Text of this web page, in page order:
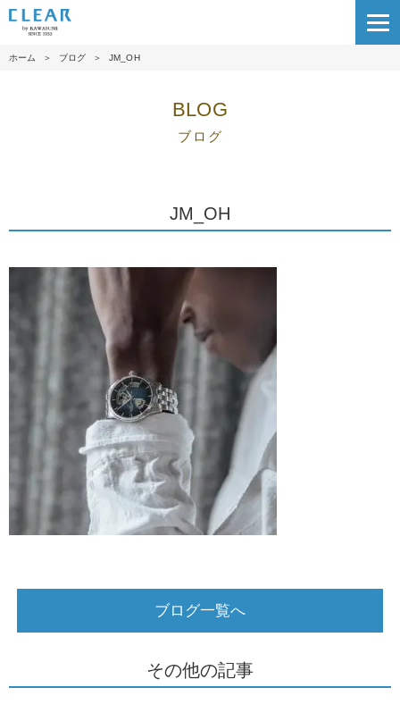
ホーム ＞ ブログ ＞ JM_OH
BLOG
ブログ
JM_OH
ブログ一覧へ
その他の記事